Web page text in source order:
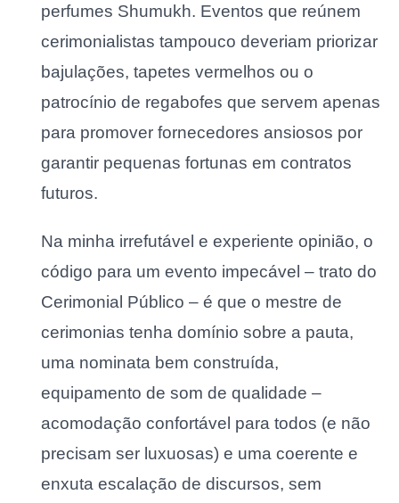
perfumes Shumukh. Eventos que reúnem
cerimonialistas tampouco deveriam priorizar
bajulações, tapetes vermelhos ou o
patrocínio de regabofes que servem apenas
para promover fornecedores ansiosos por
garantir pequenas fortunas em contratos
futuros.
Na minha irrefutável e experiente opinião, o
código para um evento impecável – trato do
Cerimonial Público – é que o mestre de
cerimonias tenha domínio sobre a pauta,
uma nominata bem construída,
equipamento de som de qualidade –
acomodação confortável para todos (e não
precisam ser luxuosas) e uma coerente e
enxuta escalação de discursos, sem